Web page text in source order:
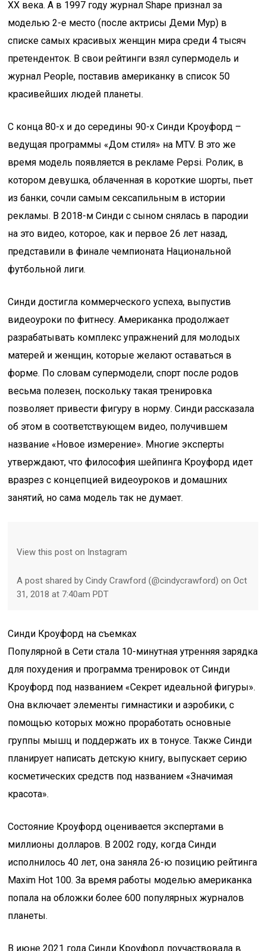
XX века. А в 1997 году журнал Shape признал за
моделью 2-е место (после актрисы Деми Мур) в
списке самых красивых женщин мира среди 4 тысяч
претенденток. В свои рейтинги взял супермодель и
журнал People, поставив американку в список 50
красивейших людей планеты.
С конца 80-х и до середины 90-х Синди Кроуфорд –
ведущая программы «Дом стиля» на MTV. В это же
время модель появляется в рекламе Pepsi. Ролик, в
котором девушка, облаченная в короткие шорты, пьет
из банки, сочли самым сексапильным в истории
рекламы. В 2018-м Синди с сыном снялась в пародии
на это видео, которое, как и первое 26 лет назад,
представили в финале чемпионата Национальной
футбольной лиги.
Синди достигла коммерческого успеха, выпустив
видеоуроки по фитнесу. Американка продолжает
разрабатывать комплекс упражнений для молодых
матерей и женщин, которые желают оставаться в
форме. По словам супермодели, спорт после родов
весьма полезен, поскольку такая тренировка
позволяет привести фигуру в норму. Синди рассказала
об этом в соответствующем видео, получившем
название «Новое измерение». Многие эксперты
утверждают, что философия шейпинга Кроуфорд идет
вразрез с концепцией видеоуроков и домашних
занятий, но сама модель так не думает.
View this post on Instagram
A post shared by Cindy Crawford (@cindycrawford) on Oct
31, 2018 at 7:40am PDT
Синди Кроуфорд на съемках
Популярной в Сети стала 10-минутная утренняя зарядка
для похудения и программа тренировок от Синди
Кроуфорд под названием «Секрет идеальной фигуры».
Она включает элементы гимнастики и аэробики, с
помощью которых можно проработать основные
группы мышц и поддержать их в тонусе. Также Синди
планирует написать детскую книгу, выпускает серию
косметических средств под названием «Значимая
красота».
Состояние Кроуфорд оценивается экспертами в
миллионы долларов. В 2002 году, когда Синди
исполнилось 40 лет, она заняла 26-ю позицию рейтинга
Maxim Hot 100. За время работы моделью американка
попала на обложки более 600 популярных журналов
планеты.
В июне 2021 года Синди Кроуфорд поучаствовала в